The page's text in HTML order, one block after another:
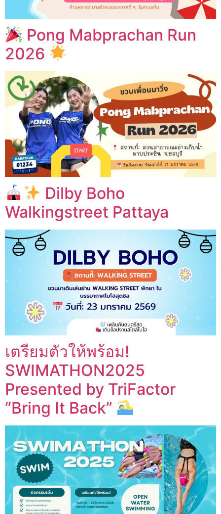
Pong Mabprachan Run
2026
Dilby Boho
Walkingstreet Pattaya
เตรียมตัวให้พร้อม!
SWIMATHON2025
Presented by TriFactor
“Bring It Back”